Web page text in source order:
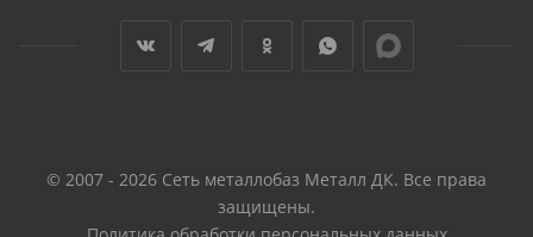
© 2007 - 2026 Сеть металлобаз Металл ДК. Все права
защищены.